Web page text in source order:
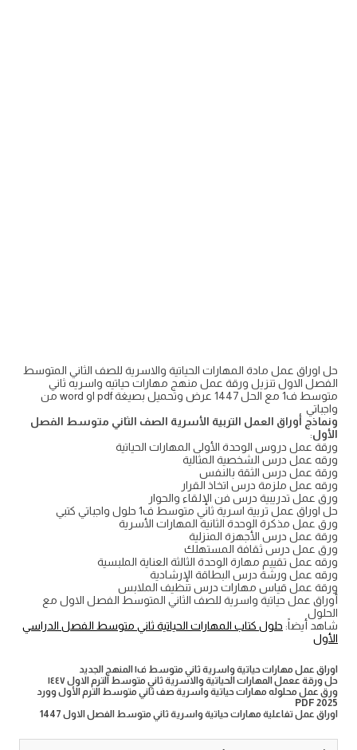
حل اوراق عمل مادة المهارات الحياتية والاسرية للصف الثاني المتوسط
الفصل الاول تنزيل ورقة عمل منهج مهارات حياتيه واسريه ثاني
متوسط ف1 مع الحل 1447 عرض وتحميل بصيغة pdf او word من
واجباتي
ونماذج أوراق العمل التربية الأسرية الصف الثاني متوسط الفصل
الأول:
ورقة عمل دروس الوحدة الأولى المهارات الحياتية
ورقه عمل درس الشخصية المثالية
ورقة عمل درس الثقة بالنفس
ورقه عمل ملزمة درس اتخاذ القرار
ورق عمل تدريبية درس فن الإلقاء والحوار
حل اوراق عمل تربية اسرية ثاني متوسط ف1 حلول واجباتي كتبي
ورق عمل مذكرة الوحدة الثانية المهارات الأسرية
ورقة عمل درس الأجهزة المنزلية
ورق عمل درس ثقافة المستهلك
ورقه عمل تقييم مهارة الوحدة الثالثة العناية الملبسية
ورقه عمل ورشة درس البطاقة الإرشادية
ورقة عمل قياس مهارات درس تنظيف الملابس
أوراق عمل حياتية واسرية للصف الثاني المتوسط الفصل الاول مع
الحلول
شاهد أيضاً: حلول كتاب المهارات الحياتية ثاني متوسط الفصل الدراسي
الأول
اوراق عمل مهارات حياتية واسرية ثاني متوسط ف١ المنهج الجديد
حل ورقة ععمل المهارات الحياتية والاسرية ثاني متوسط الترم الاول ١٤٤٧
ورق عمل محلوله مهارات حياتية واسرية صف ثاني متوسط الترم الأول وورد
PDF 2025
اوراق عمل تفاعلية مهارات حياتية واسرية ثاني متوسط الفصل الاول 1447